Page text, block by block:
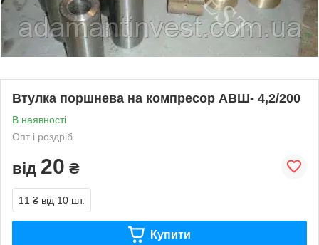
Втулка поршнева на компресор АВШ- 4,2/200
В наявності
Опт і роздріб
від 20 ₴
11 ₴ від 10 шт.
Купити